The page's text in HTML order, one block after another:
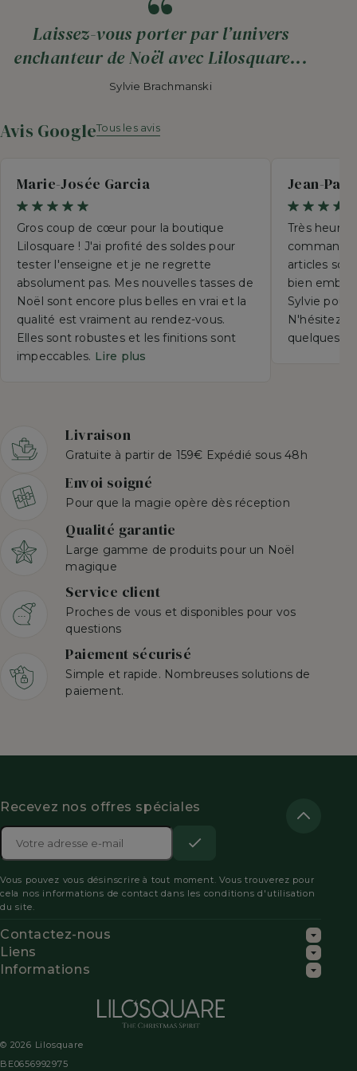
Laissez-vous porter par l’univers
enchanteur de Noël avec Lilosquare...
Sylvie Brachmanski
Avis GoogleTous les avis
Marie-Josée Garcia
Gros coup de cœur pour la boutique
Lilosquare ! J'ai profité des soldes pour
tester l'enseigne et je ne regrette
absolument pas. Mes nouvelles tasses de
Noël sont encore plus belles en vrai et la
qualité est vraiment au rendez-vous.
Elles sont robustes et les finitions sont
impeccables. Lire plus
Jean-
Très
commande
articles
bien
Sylvie pour
N'hésitez
quelques
Livraison
Gratuite à partir de 159€ Expédié sous 48h
Envoi soigné
Pour que la magie opère dès réception
Qualité garantie
Large gamme de produits pour un Noël
magique
Service client
Proches de vous et disponibles pour vos
questions
Paiement sécurisé
Simple et rapide. Nombreuses solutions de
paiement.
Recevez nos offres spéciales
Adresse

les
la
politique
Vous pouvez vous désinscrire à tout moment. Vous trouverez pour
cela nos informations de contact dans les conditions d'utilisation
du site.
Contactez-nous
Liens
Informations
© 2026 Lilosquare
BE0656992975